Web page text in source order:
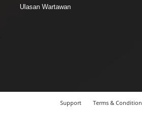
Ulasan Wartawan
Support Terms & Condition